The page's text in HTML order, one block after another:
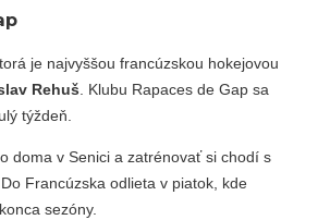
je najvyššou francúzskou hokejovou
Rehuš. Klubu Rapaces de Gap sa
týždeň.
doma v Senici a zatrénovať si chodí s
Francúzska odlieta v piatok, kde
sezóny.